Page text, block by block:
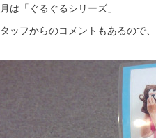
は「ぐるぐるシリーズ」
ッフからのコメントもあるので